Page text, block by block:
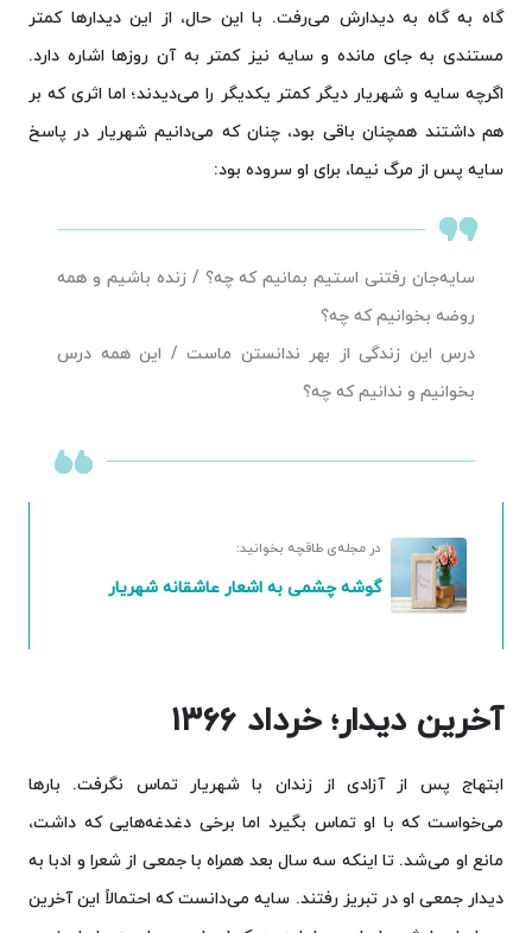
گاه به گاه به دیدارش می‌رفت. با این حال، از این دیدارها کمتر
مستندی به جای مانده و سایه نیز کمتر به آن روزها اشاره دارد.
اگرچه سایه و شهریار دیگر کمتر یکدیگر را می‌دیدند؛ اما اثری که بر
هم داشتند همچنان باقی بود، چنان که می‌دانیم شهریار در پاسخ
سایه پس از مرگ نیما، برای او سروده بود:
سایه‌جان رفتنی استیم بمانیم که چه؟ / زنده باشیم و همه
روضه بخوانیم که چه؟
درس این زندگی از بهر ندانستن ماست / این همه درس
بخوانیم و ندانیم که چه؟
در مجله‌ی طاقچه بخوانید:
گوشه چشمی به اشعار عاشقانه شهریار
آخرین دیدار؛ خرداد ۱۳۶۶
ابتهاج پس از آزادی از زندان با شهریار تماس نگرفت. بارها
می‌خواست که با او تماس بگیرد اما برخی دغدغه‌هایی که داشت،
مانع او می‌شد. تا اینکه سه سال بعد همراه با جمعی از شعرا و ادبا به
دیدار جمعی او در تبریز رفتند. سایه می‌دانست که احتمالاً این آخرین